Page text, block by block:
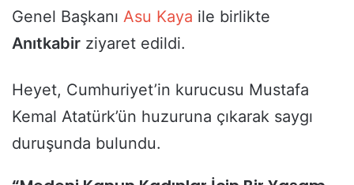
Genel Başkanı Asu Kaya ile birlikte
Anıtkabir ziyaret edildi.
Heyet, Cumhuriyet’in kurucusu Mustafa
Kemal Atatürk’ün huzuruna çıkarak saygı
duruşunda bulundu.